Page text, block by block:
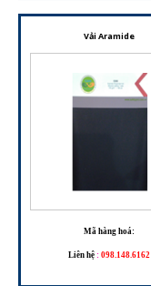
Vải Aramide
Mã hàng hoá:
Liên hệ : 098.148.6162